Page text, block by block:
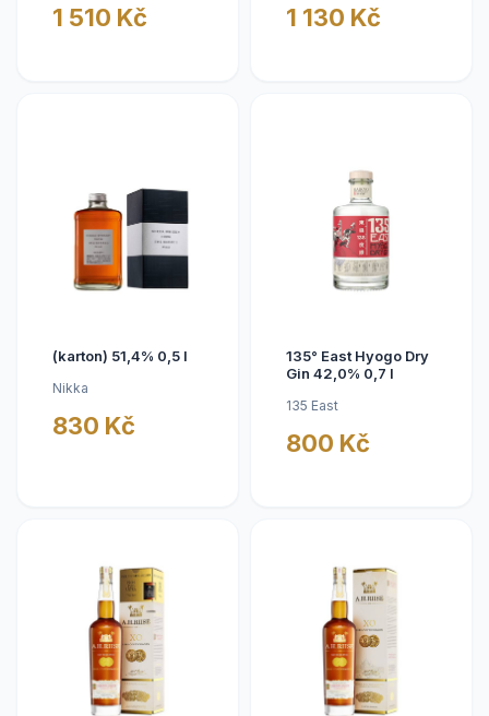
1 510 Kč 1 130 Kč
(karton) 51,4% 0,5 l
Nikka
830 Kč
135° East Hyogo Dry
Gin 42,0% 0,7 l
135 East
800 Kč